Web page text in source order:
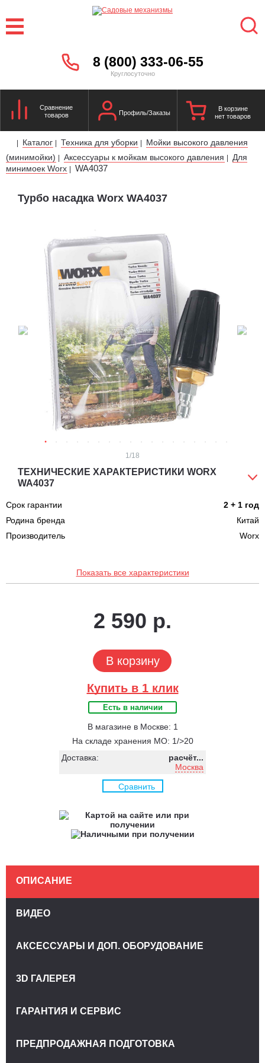
8 (800) 333-06-55
Круглосуточно
Сравнение
товаров
Профиль/Заказы
В корзине
нет товаров
| Каталог | Техника для уборки |
Мойки высокого давления
(минимойки) | Аксессуары к мойкам высокого давления |
Для
минимоек Worx | WA4037
Турбо насадка Worx WA4037
1 /18
ТЕХНИЧЕСКИЕ ХАРАКТЕРИСТИКИ WORX
WA4037
Срок гарантии
2 + 1 год
Родина бренда
Китай
Производитель
Worx
Показать все характеристики
2 590 р.
В корзину
Купить в 1 клик
Есть в наличии
В магазине в Москве: 1
На складе хранения МО: 1/>20
Доставка:
расчёт...
Москва
Сравнить
ОПИСАНИЕ
ВИДЕО
АКСЕССУАРЫ И ДОП. ОБОРУДОВАНИЕ
3D ГАЛЕРЕЯ
ГАРАНТИЯ И СЕРВИС
ПРЕДПРОДАЖНАЯ ПОДГОТОВКА